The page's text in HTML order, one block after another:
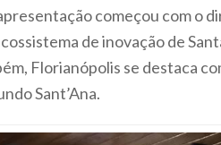
começou com o
de inovação de
Florianópolis se destaca
Sant’Ana.